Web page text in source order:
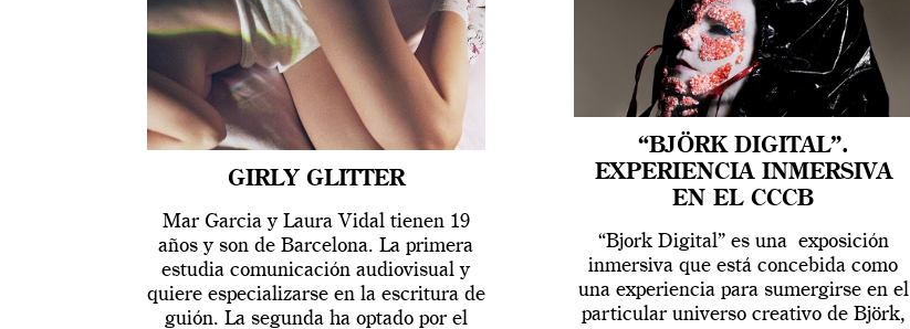
GIRLY GLITTER
Mar Garcia y Laura Vidal tienen 19
años y son de Barcelona. La primera
estudia comunicación audiovisual y
quiere especializarse en la escritura de
guión. La segunda ha optado por el
“BJÖRK DIGITAL”.
EXPERIENCIA INMERSIVA
EN EL CCCB
“Bjork Digital” es una exposición
inmersiva que está concebida como
una experiencia para sumergirse en el
particular universo creativo de Björk,